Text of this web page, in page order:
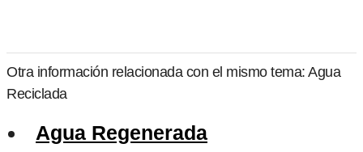
Otra información relacionada con el mismo tema: Agua
Reciclada
Agua Regenerada